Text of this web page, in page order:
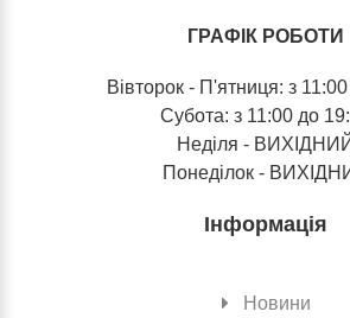
ГРАФІК РОБОТИ
Вівторок - П'ятниця: з
Субота: з 11:00 до
Неділя - ВИХІДНИЙ
Понеділок -
Інформація
Новини